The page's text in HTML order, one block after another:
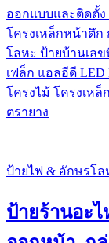
ออกแบบและติดตั้ง
โครงเหล็กหน้าตึก
โลหะ ป้ายบ้านเล
เฟล็ก แอลอีดี LED
โครงไม้ โครงเหล็
ตรายาง
ป้ายไฟ & อักษรโล
ป้ายร้านอะ